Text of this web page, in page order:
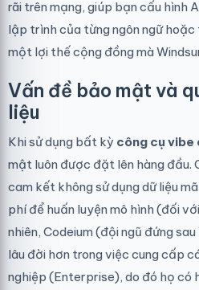
rãi trên mạng, giúp bạn cấu hình
lập trình của từng ngôn ngữ
một lợi thế cộng đồng mà
Vấn đề bảo mật và
liệu
Khi sử dụng bất kỳ công cụ vibe
mật luôn được đặt lên hàng đầu.
cam kết không sử dụng dữ liệu
phí để huấn luyện mô hình (đối
nhiên, Codeium (đội ngũ đứng
lâu đời hơn trong việc cung cấp
nghiệp (Enterprise), do đó họ có